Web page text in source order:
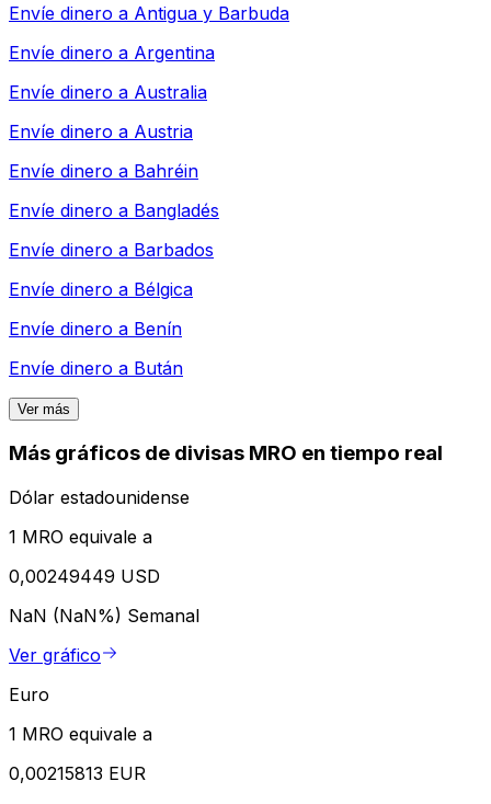
Envíe dinero a Antigua y Barbuda
Envíe dinero a Argentina
Envíe dinero a Australia
Envíe dinero a Austria
Envíe dinero a Bahréin
Envíe dinero a Bangladés
Envíe dinero a Barbados
Envíe dinero a Bélgica
Envíe dinero a Benín
Envíe dinero a Bután
Ver más
Más gráficos de divisas MRO en tiempo real
Dólar estadounidense
1 MRO equivale a
0,00249449 USD
NaN (NaN%) Semanal
Ver gráfico
Euro
1 MRO equivale a
0,00215813 EUR